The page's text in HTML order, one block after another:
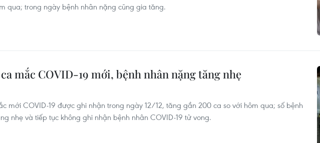
qua; trong ngày bệnh nhân nặng cũng gia tăng.
mắc COVID-19 mới, bệnh nhân nặng tăng nhẹ
mới COVID-19 được ghi nhận trong ngày 12/12, tăng gần 200 ca so với hôm qua; số bệnh
nhẹ và tiếp tục không ghi nhận bệnh nhân COVID-19 tử vong.